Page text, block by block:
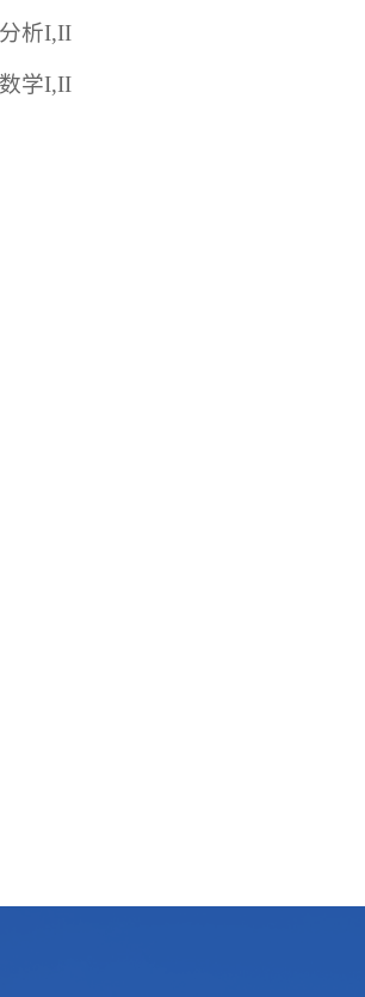
析I,II
学I,II